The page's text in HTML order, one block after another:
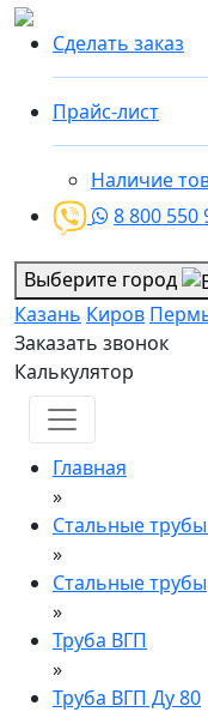
Сделать заказ
Прайс-лист
Наличие
8 800 550
Выберите город
Казань Киров
Заказать звонок
Калькулятор
Главная
»
Стальные
»
Стальные трубы
»
Труба ВГП
»
Труба ВГП Ду 80